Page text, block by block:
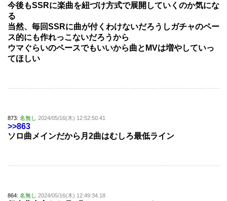
今後もSSRに楽曲を紐づけ方式で展開していくのか気にな
る
当然、毎回SSRに曲が付くわけないだろうしガチャのペー
ス的にも作れっこないだろうから
ウマぐらいのペースでもいいから曲とMVは増やしていっ
てほしい
873: 名無し 2024/05/16(木) 12:52:50.41
>>863
ソロ曲メインだから月2曲はむしろ最低ライン
864: 名無し 2024/05/16(木) 12:49:34.18